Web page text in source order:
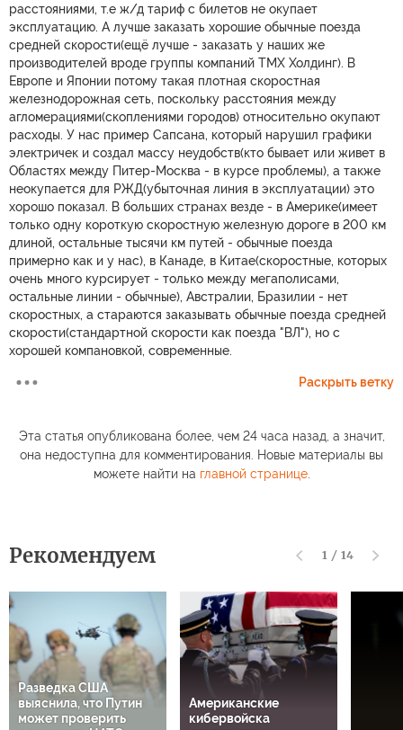
расстояниями, т.е ж/д тариф с билетов не окупает
эксплуатацию. А лучше заказать хорошие обычные поезда
средней скорости(ещё лучше - заказать у наших же
производителей вроде группы компаний ТМХ Холдинг). В
Европе и Японии потому такая плотная скоростная
железнодорожная сеть, поскольку расстояния между
агломерациями(скоплениями городов) относительно окупают
расходы. У нас пример Сапсана, который нарушил графики
электричек и создал массу неудобств(кто бывает или живет в
Областях между Питер-Москва - в курсе проблемы), а также
неокупается для РЖД(убыточная линия в эксплуатации) это
хорошо показал. В больших странах везде - в Америке(имеет
только одну короткую скоростную железную дорогe в 200 км
длиной, остальные тысячи км путей - обычные поезда
примерно как и у нас), в Канаде, в Китае(скоростные, которых
очень много курсирует - только между мегаполисами,
остальные линии - обычные), Австралии, Бразилии - нет
скоростных, а стараются заказывать обычные поезда средней
скорости(стандартной скорости как поезда "ВЛ"), но с
хорошей компановкой, современные.
Раскрыть ветку
Эта статья опубликована более, чем 24 часа назад, а значит,
она недоступна для комментирования. Новые материалы вы
можете найти на главной странице.
Рекомендуем 1 / 14
Разведка США
выяснила, что Путин
может проверить
Американские
кибервойска